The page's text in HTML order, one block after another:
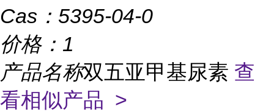
Cas： 5395-04-0
价格： 1
产品名称双五亚甲基尿素 查
看相似产品 >